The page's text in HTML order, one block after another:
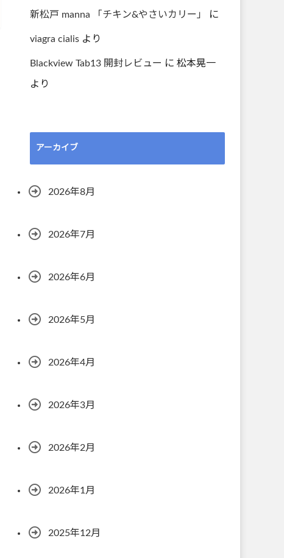
新松戸 manna 「チキン&やさいカリー」 に
viagra cialis より
Blackview Tab13 開封レビュー に 松本晃一
より
アーカイブ
2026年8月
2026年7月
2026年6月
2026年5月
2026年4月
2026年3月
2026年2月
2026年1月
2025年12月